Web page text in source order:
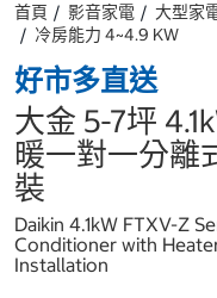
首頁 影音家電 大型家
冷房能力 4~4.9 KW
好市多直送
大金 5-7坪
暖一對一分離
裝
Daikin 4.1kW FTXV-Z
Conditioner with
Installation